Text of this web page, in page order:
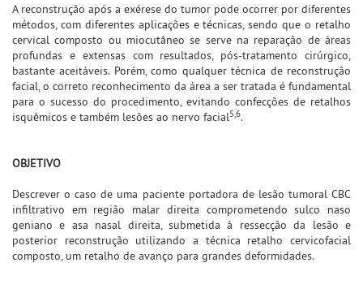
A reconstrução após a exérese do tumor pode ocorrer por diferentes
métodos, com diferentes aplicações e técnicas, sendo que o retalho
cervical composto ou miocutâneo se serve na reparação de áreas
profundas e extensas com resultados, pós-tratamento cirúrgico,
bastante aceitáveis. Porém, como qualquer técnica de reconstrução
facial, o correto reconhecimento da área a ser tratada é fundamental
para o sucesso do procedimento, evitando confecções de retalhos
isquêmicos e também lesões ao nervo facial5,6.
OBJETIVO
Descrever o caso de uma paciente portadora de lesão tumoral CBC
infiltrativo em região malar direita comprometendo sulco naso
geniano e asa nasal direita, submetida à ressecção da lesão e
posterior reconstrução utilizando a técnica retalho cervicofacial
composto, um retalho de avanço para grandes deformidades.